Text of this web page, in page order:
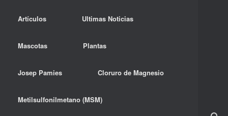
Artículos Ultimas Noticias
Mascotas Plantas
Josep Pamies Cloruro de Magnesio
Metilsulfonilmetano (MSM)